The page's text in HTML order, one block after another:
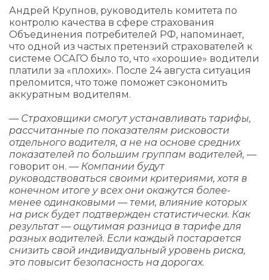
Андрей Крупнов, руководитель комитета по
контролю качества в сфере страхования
Объединения потребителей РФ, напоминает,
что одной из частых претензий страхователей к
системе ОСАГО было то, что «хорошие» водители
платили за «плохих». После 24 августа ситуация
преломится, что тоже поможет сэкономить
аккуратным водителям.
— Страховщики смогут устанавливать тарифы,
рассчитанные по показателям рисковости
отдельного водителя, а не на основе средних
показателей по большим группам водителей, —
говорит он. — Компании будут
руководствоваться своими критериями, хотя в
конечном итоге у всех они окажутся более-
менее одинаковыми — теми, влияние которых
на риск будет подтвержден статистически. Как
результат — ощутимая разница в тарифе для
разных водителей. Если каждый постарается
снизить свой индивидуальный уровень риска,
это повысит безопасность на дорогах.